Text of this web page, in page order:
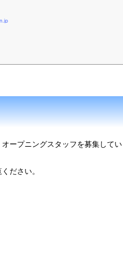
ープニングスタッフを募集してい
ださい。